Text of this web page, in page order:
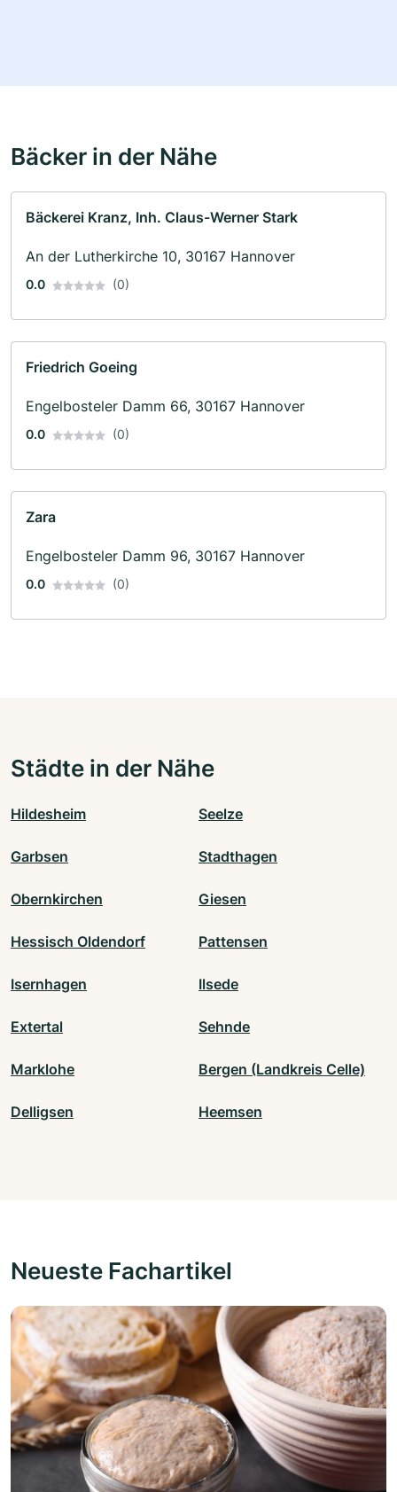
Bäcker in der Nähe
Bäckerei Kranz, Inh. Claus-Werner Stark
An der Lutherkirche 10, 30167 Hannover
0.0 (0)
Friedrich Goeing
Engelbosteler Damm 66, 30167 Hannover
0.0 (0)
Zara
Engelbosteler Damm 96, 30167 Hannover
0.0 (0)
Städte in der Nähe
Hildesheim Seelze
Garbsen Stadthagen
Obernkirchen Giesen
Hessisch Oldendorf Pattensen
Isernhagen Ilsede
Extertal Sehnde
Marklohe Bergen (Landkreis Celle)
Delligsen Heemsen
Neueste Fachartikel